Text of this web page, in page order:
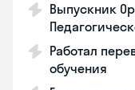
Выпускник
Работал
обучения